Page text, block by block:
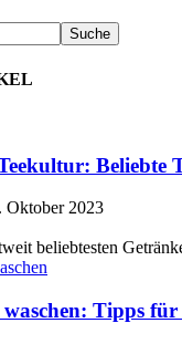
Beliebte
Oktober 2023
beliebtesten
Tipps